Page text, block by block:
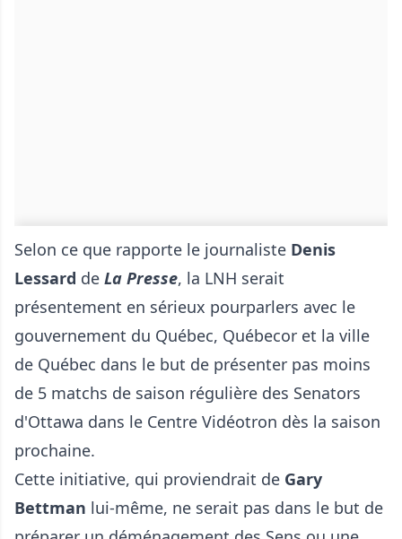
Selon ce que rapporte le journaliste Denis
Lessard de La Presse, la LNH serait
présentement en sérieux pourparlers avec le
gouvernement du Québec, Québecor et la ville
de Québec dans le but de présenter pas moins
de 5 matchs de saison régulière des Senators
d'Ottawa dans le Centre Vidéotron dès la saison
prochaine.
Cette initiative, qui proviendrait de Gary
Bettman lui-même, ne serait pas dans le but de